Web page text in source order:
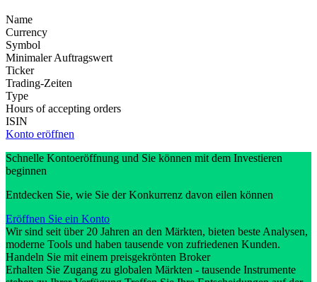
Name
Currency
Symbol
Minimaler Auftragswert
Ticker
Trading-Zeiten
Type
Hours of accepting orders
ISIN
Konto eröffnen
Schnelle Kontoeröffnung und Sie können mit dem Investieren
beginnen
Entdecken Sie, wie Sie der Konkurrenz davon eilen können
Eröffnen Sie ein Konto
Wir sind seit über 20 Jahren an den Märkten, bieten beste Analysen,
moderne Tools und haben tausende von zufriedenen Kunden.
Handeln Sie mit einem preisgekrönten Broker
Erhalten Sie Zugang zu globalen Märkten - tausende Instrumente